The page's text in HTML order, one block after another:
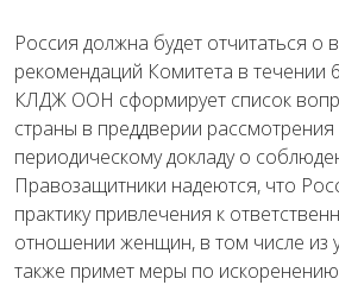
Россия должна будет отчитаться о
рекомендаций Комитета в течении
КЛДЖ ООН сформирует список
страны в преддверии рассмотрения
периодическому докладу о
Правозащитники надеются, что
практику привлечения к
отношении женщин, в том числе из
также примет меры по